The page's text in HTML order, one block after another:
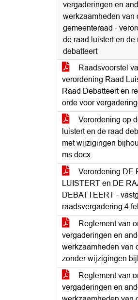
vergaderingen en
werkzaamheden van
gemeenteraad -
de raad luistert en de
debatteert
Raadsvoorstel
verordening Raad
Raad Debatteert en
orde voor
Verordening op
luistert en de raad
met wijzigingen
ms.docx
Verordening DE
LUISTERT en DE
DEBATTEERT -
raadsvergadering 4
Reglement van
vergaderingen en
werkzaamheden van
zonder wijzigingen
Reglement van
vergaderingen en